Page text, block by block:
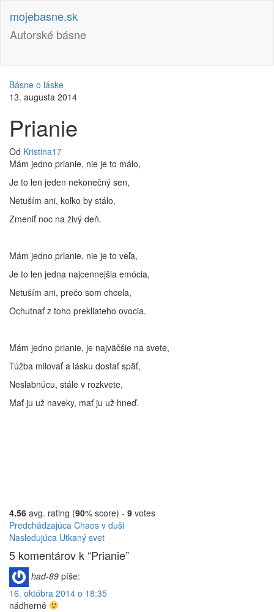
obsah
mojebasne.sk
Autorské básne
Básne o láske
13. augusta 2014
Prianie
Od Kristina17
Mám jedno prianie, nie je to málo,
Je to len jeden nekonečný sen,
Netuším ani, koľko by stálo,
Zmeniť noc na živý deň.
Mám jedno prianie, nie je to veľa,
Je to len jedna najcennejšia emócia,
Netuším ani, prečo som chcela,
Ochutnať z toho prekliateho ovocia.
Mám jedno prianie, je najväčšie na svete,
Túžba milovať a lásku dostať späť,
Neslabnúcu, stále v rozkvete,
Mať ju už naveky, mať ju už hneď.
4.56 avg. rating (90% score) - 9 votes
Navigácia
v
článku
Predchádzajúci
príspevok
Predchádzajúca Chaos v duši
Nasledujúci
príspevok
Nasledujúca Utkaný svet
5 komentárov k “Prianie”
had-89 píše:
16. októbra 2014 o 18:35
nádherné